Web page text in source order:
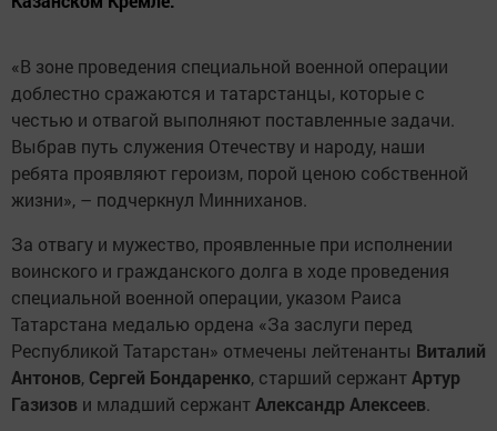
«В зоне проведения специальной военной операции
доблестно сражаются и татарстанцы, которые с
честью и отвагой выполняют поставленные задачи.
Выбрав путь служения Отечеству и народу, наши
ребята проявляют героизм, порой ценою собственной
жизни», – подчеркнул Минниханов.
За отвагу и мужество, проявленные при исполнении
воинского и гражданского долга в ходе проведения
специальной военной операции, указом Раиса
Татарстана медалью ордена «За заслуги перед
Республикой Татарстан» отмечены лейтенанты Виталий
Антонов, Сергей Бондаренко, старший сержантАртур
Газизов и младший сержантАлександр Алексеев.